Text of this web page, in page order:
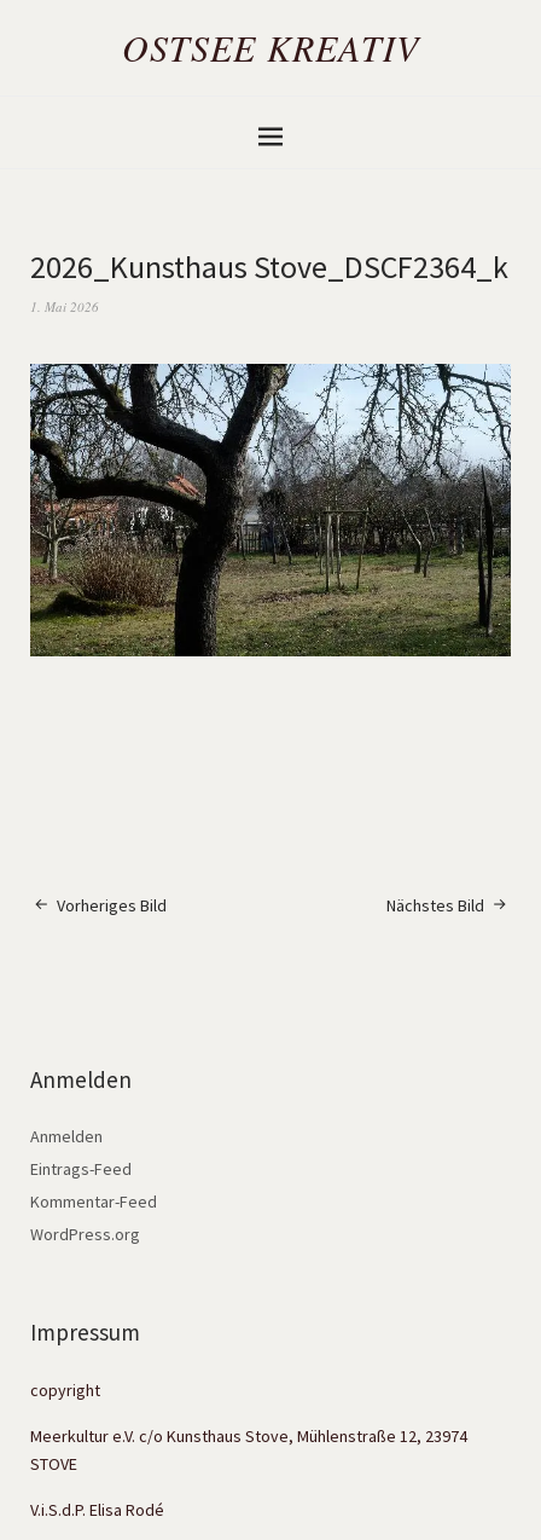
OSTSEE KREATIV
2026_Kunsthaus Stove_DSCF2364_k
1. Mai 2026
Nächstes Bild
Vorheriges Bild
Anmelden
Anmelden
Eintrags-Feed
Kommentar-Feed
WordPress.org
Impressum
copyright
Meerkultur e.V. c/o Kunsthaus Stove, Mühlenstraße 12, 23974
STOVE
V.i.S.d.P. Elisa Rodé